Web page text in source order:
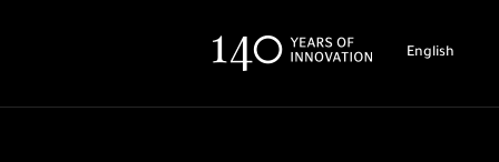
English